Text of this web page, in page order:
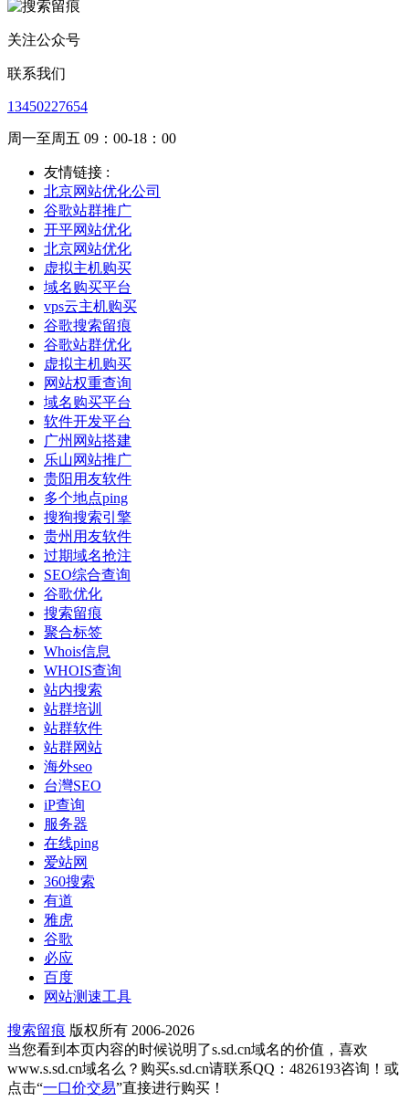
关注公众号
联系我们
13450227654
周一至周五 09：00-18：00
友情链接 :
北京网站优化公司
谷歌站群推广
开平网站优化
北京网站优化
虚拟主机购买
域名购买平台
vps云主机购买
谷歌搜索留痕
谷歌站群优化
虚拟主机购买
网站权重查询
域名购买平台
软件开发平台
广州网站搭建
乐山网站推广
贵阳用友软件
多个地点ping
搜狗搜索引擎
贵州用友软件
过期域名抢注
SEO综合查询
谷歌优化
搜索留痕
聚合标签
Whois信息
WHOIS查询
站内搜索
站群培训
站群软件
站群网站
海外seo
台灣SEO
iP查询
服务器
在线ping
爱站网
360搜索
有道
雅虎
谷歌
必应
百度
网站测速工具
搜索留痕 版权所有 2006-2026
当您看到本页内容的时候说明了s.sd.cn域名的价值，喜欢
www.s.sd.cn域名么？购买s.sd.cn请联系QQ：4826193咨询！或
点击“一口价交易”直接进行购买！